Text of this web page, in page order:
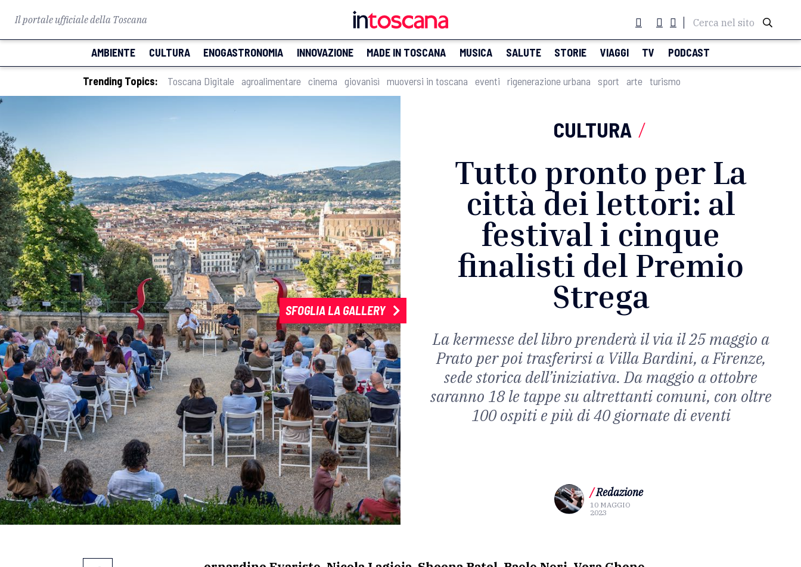
Il portale ufficiale della Toscana Cerca nel sito
AMBIENTE CULTURA ENOGASTRONOMIA INNOVAZIONE MADE IN TOSCANA MUSICA SALUTE STORIE VIAGGI TV PODCAST
Trending Topics: Toscana Digitale agroalimentare cinema giovanisì muoversi in toscana eventi rigenerazione urbana sport arte turismo
SFOGLIA LA GALLERY
CULTURA /
Tutto pronto per La
città dei lettori: al
festival i cinque
finalisti del Premio
Strega
La kermesse del libro prenderà il via il 25 maggio a
Prato per poi trasferirsi a Villa Bardini, a Firenze,
sede storica dell’iniziativa. Da maggio a ottobre
saranno 18 le tappe su altrettanti comuni, con oltre
100 ospiti e più di 40 giornate di eventi
/Redazione
10 MAGGIO
2023